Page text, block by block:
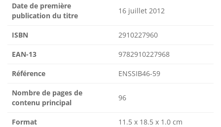
Date de première
publication du titre
16 juillet 2012
ISBN 2910227960
EAN-13 9782910227968
Référence ENSSIB46-59
Nombre de pages de
contenu principal
96
Format 11.5 x 18.5 x 1.0 cm